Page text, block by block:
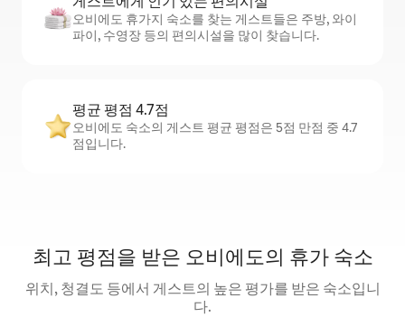
오비에도 휴가지 숙소를 찾는 게스트들은 주방, 와이
파이, 수영장 등의 편의시설을 많이 찾습니다.
평균 평점 4.7점
오비에도 숙소의 게스트 평균 평점은 5점 만점 중 4.7
점입니다.
최고 평점을 받은 오비에도의 휴가 숙소
위치, 청결도 등에서 게스트의 높은 평가를 받은 숙소입니
다.